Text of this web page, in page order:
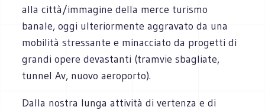
alla città/immagine della merce turismo
banale, oggi ulteriormente aggravato da una
mobilità stressante e minacciato da progetti di
grandi opere devastanti (tramvie sbagliate,
tunnel Av, nuovo aeroporto).
Dalla nostra lunga attività di vertenza e di